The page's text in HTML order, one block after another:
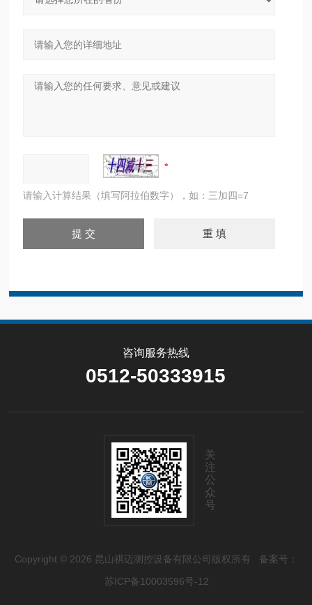
请输入计算结果（填写阿拉伯数字），如：三加四=7
咨询服务热线
0512-50333915
关
注
公
众
号
Copyright © 2026 昆山祺迈测控设备有限公司版权所有 备案号：
苏ICP备10003596号-12